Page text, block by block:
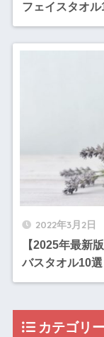
フェイスタオル
2022年3月2日
【2025年最新
バスタオル10選
カテゴリー